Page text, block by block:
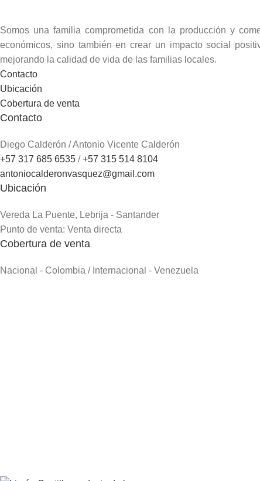
Somos una familia comprometida con la producción y
económicos, sino también en crear un impacto social
mejorando la calidad de vida de las familias locales.
Contacto
Ubicación
Cobertura de venta
Contacto
Diego Calderón / Antonio Vicente Calderón
+57 317 685 6535 /+57 315 514 8104
antoniocalderonvasquez@gmail.com
Ubicación
Vereda La Puente, Lebrija - Santander
Punto de venta: Venta directa
Cobertura de venta
Nacional - Colombia / Internacional - Venezuela